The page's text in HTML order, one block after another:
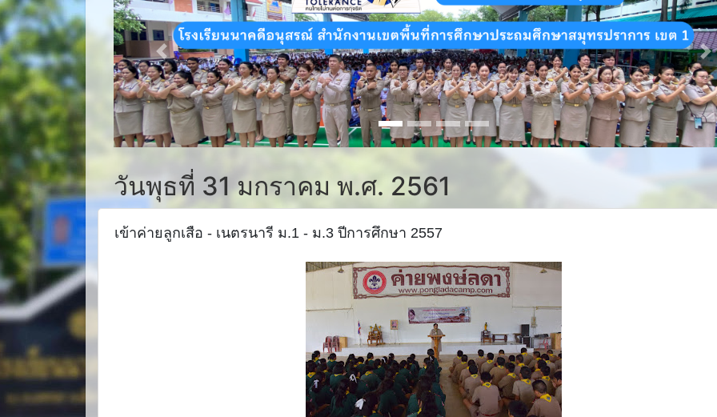
Previous
วันพุธที่ 31 มกราคม พ.ศ. 2561
เข้าค่ายลูกเสือ - เนตรนารี ม.1 - ม.3 ปีการศึกษา 2557